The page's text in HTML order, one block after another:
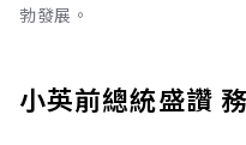
勃發展。
小英前總統盛讚